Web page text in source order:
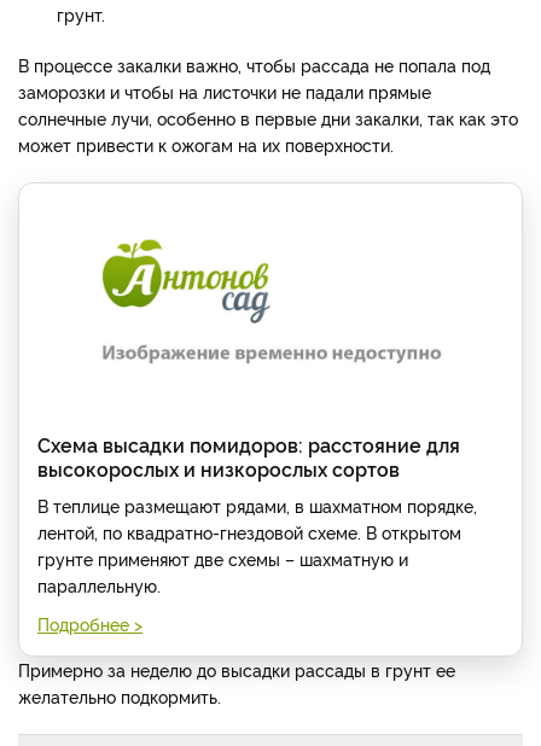
грунт.
В процессе закалки важно, чтобы рассада не попала под
заморозки и чтобы на листочки не падали прямые
солнечные лучи, особенно в первые дни закалки, так как это
может привести к ожогам на их поверхности.
Схема высадки помидоров: расстояние для
высокорослых и низкорослых сортов
В теплице размещают рядами, в шахматном порядке,
лентой, по квадратно-гнездовой схеме. В открытом
грунте применяют две схемы – шахматную и
параллельную.
Подробнее >
Примерно за неделю до высадки рассады в грунт ее
желательно подкормить.